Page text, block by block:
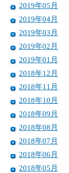
2019年05月
2019年04月
2019年03月
2019年02月
2019年01月
2018年12月
2018年11月
2018年10月
2018年09月
2018年08月
2018年07月
2018年06月
2018年05月